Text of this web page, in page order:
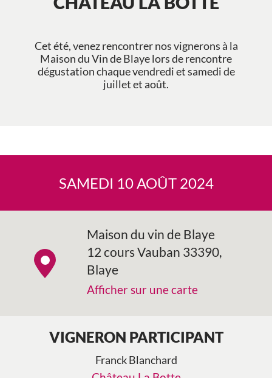
Cet été, venez rencontrer nos vignerons à la
Maison du Vin de Blaye lors de rencontre
dégustation chaque vendredi et samedi de
juillet et août.
SAMEDI 10 AOÛT 2024
Maison du vin de Blaye
12 cours Vauban 33390,
Blaye
Afficher sur une carte
VIGNERON PARTICIPANT
Franck Blanchard